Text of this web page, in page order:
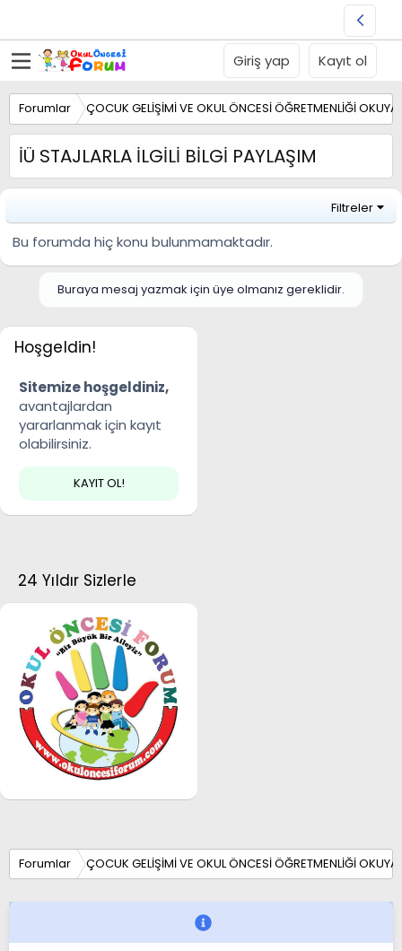
Giriş yap Kayıt ol
Forumlar ÇOCUK GELİŞİMİ VE OKUL ÖNCESİ ÖĞRETMENLİĞİ
İÜ STAJLARLA İLGİLİ BİLGİ PAYLAŞIM
Filtreler
Bu forumda hiç konu bulunmamaktadır.
Buraya mesaj yazmak için üye olmanız gereklidir.
Hoşgeldin!
Sitemize hoşgeldiniz,
avantajlardan
yararlanmak için kayıt
olabilirsiniz.
KAYIT OL!
24 Yıldır Sizlerle
Forumlar ÇOCUK GELİŞİMİ VE OKUL ÖNCESİ ÖĞRETMENLİĞİ